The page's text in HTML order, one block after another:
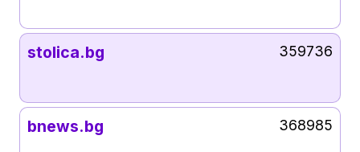
stolica.bg 359736
bnews.bg 368985